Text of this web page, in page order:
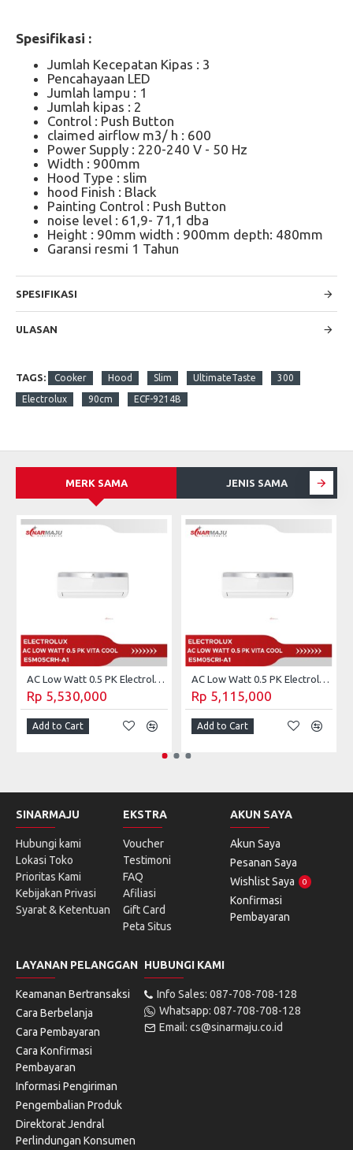
Spesifikasi :
Jumlah Kecepatan Kipas : 3
Pencahayaan LED
Jumlah lampu : 1
Jumlah kipas : 2
Control : Push Button
claimed airflow m3/ h : 600
Power Supply : 220-240 V - 50 Hz
Width : 900mm
Hood Type : slim
hood Finish : Black
Painting Control : Push Button
noise level : 61,9- 71,1 dba
Height : 90mm width : 900mm depth: 480mm
Garansi resmi 1 Tahun
SPESIFIKASI
ULASAN
TAGS: Cooker Hood Slim UltimateTaste 300
Electrolux 90cm ECF-9214B
MERK SAMA JENIS SAMA
AC Low Watt 0.5 PK Electrolux Vita Cool ESM05CRH-A1 (Unit Only)
Rp 5,530,000
Add to Cart
AC Low Watt 0.5 PK Electrolux Vita Cool ESM05CRI-A1 (Unit Only)
Rp 5,115,000
Add to Cart
SINARMAJU
Hubungi kami
Lokasi Toko
Prioritas Kami
Kebijakan Privasi
Syarat & Ketentuan
EKSTRA
Voucher
Testimoni
FAQ
Afiliasi
Gift Card
Peta Situs
AKUN SAYA
Akun Saya
Pesanan Saya
Wishlist Saya
0
Konfirmasi
Pembayaran
LAYANAN PELANGGAN
Keamanan Bertransaksi
Cara Berbelanja
Cara Pembayaran
Cara Konfirmasi
Pembayaran
Informasi Pengiriman
Pengembalian Produk
Direktorat Jendral
Perlindungan Konsumen
HUBUNGI KAMI
Info Sales: 087-708-708-128
Whatsapp: 087-708-708-128
Email: cs@sinarmaju.co.id